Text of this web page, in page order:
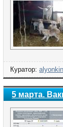
Куратор:
5 марта.